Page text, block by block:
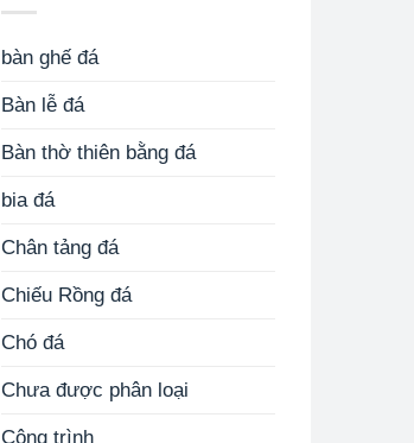
bàn ghế đá
Bàn lễ đá
Bàn thờ thiên bằng đá
bia đá
Chân tảng đá
Chiếu Rồng đá
Chó đá
Chưa được phân loại
Công trình